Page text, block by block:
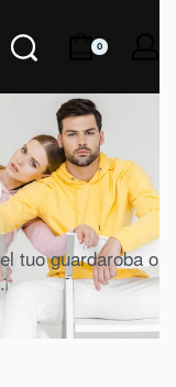
0
tuo guardaroba o